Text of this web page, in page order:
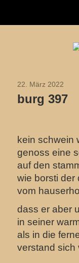
22. März 2022
burg 397
kein schwein
genoss eine
auf den
wie borsti der
vom
dass er aber
in seiner
als in die
verstand sich